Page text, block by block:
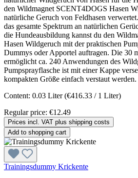
den Wildmagnet SCENT4DOGS Hasen
natürliche Geruch von Feldhasen
das gesamte Spektrum an natürlichen
die Hundeausbildung kannst du den
Hasen Wildgeruch mit der praktischen
Dummys oder Apportel auftragen. Die 30
ermöglicht ca. 240 Anwendungen des
Pumpsprayflasche ist mit einer Kappe
kompakten Größe einfach verstaut werden.
Content: 0.03 Liter(€416.33 / 1 Liter)
Regular price: €12.49
Prices incl. VAT plus shipping costs
Add to shopping cart
Trainingsdummy Krickente